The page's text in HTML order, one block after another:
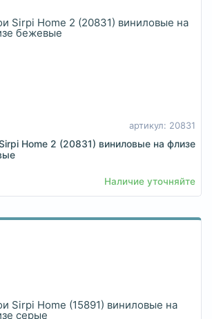
артикул: 20831
Home 2 (20831) виниловые на флизе
Наличие уточняйте